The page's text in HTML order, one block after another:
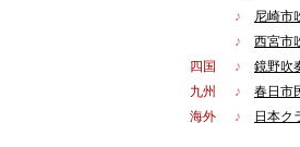
♪ 尼崎市
♪ 西宮市
四国
♪ 鏡野吹
九州
♪ 春日市
海外
♪ 日本ク